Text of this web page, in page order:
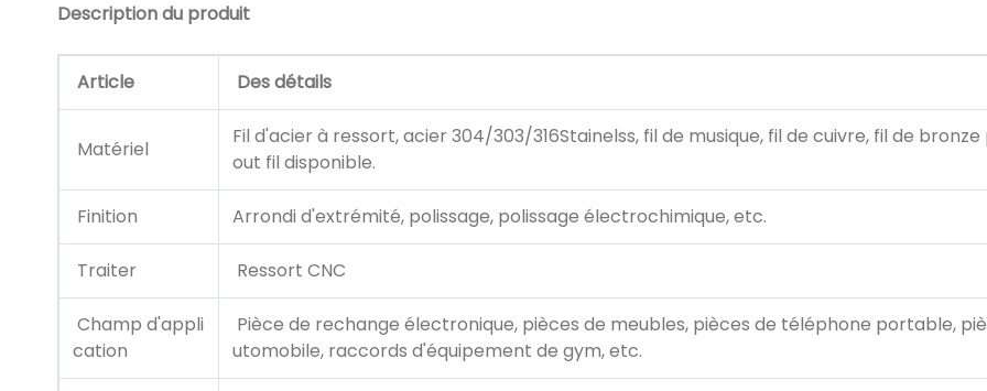
Description du produit
Article Des détails
Matériel
Fil d'acier à ressort, acier 304/303/316Stainelss, fil de musique, fil de cuivre, fil de
out fil disponible.
Finition Arrondi d'extrémité, polissage, polissage électrochimique, etc.
Traiter Ressort CNC
Champ d'appli
cation
Pièce de rechange électronique, pièces de meubles, pièces de téléphone portable,
utomobile, raccords d'équipement de gym, etc.